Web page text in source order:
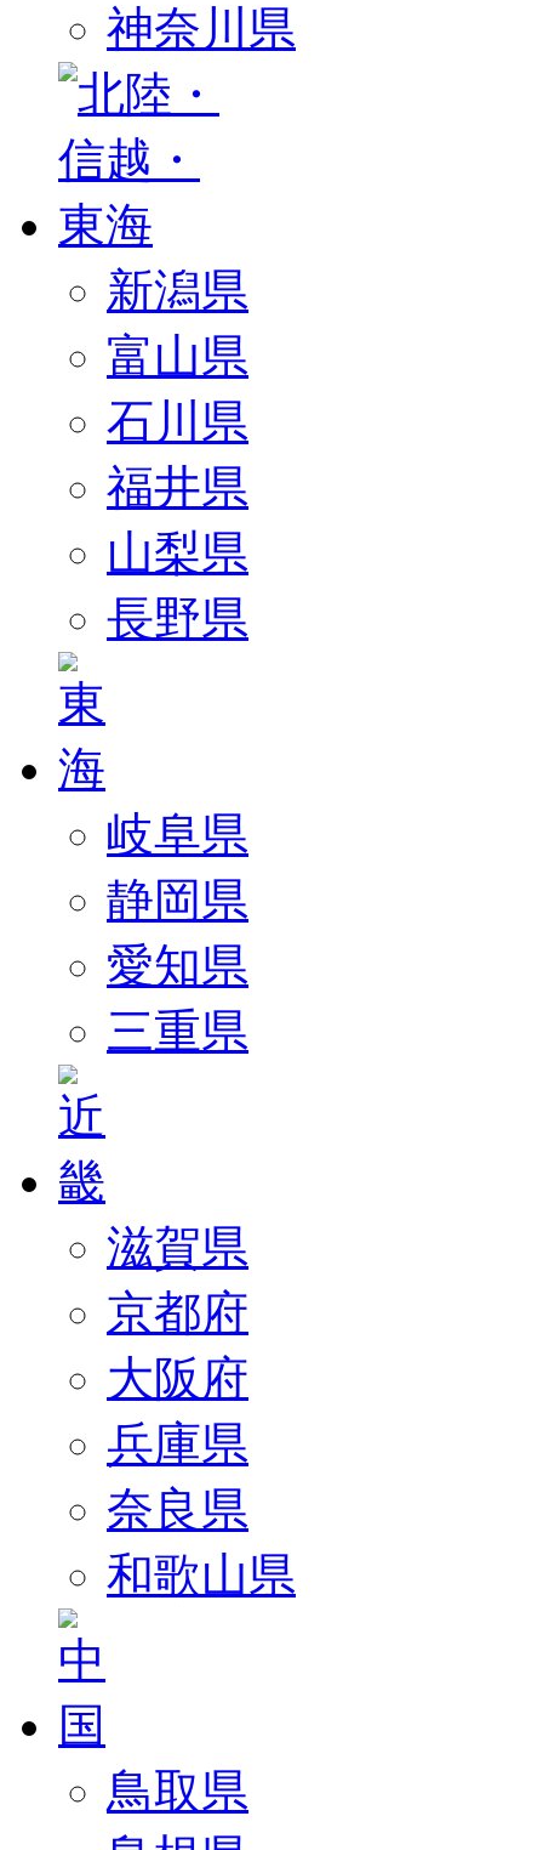
神奈川県
新潟県
富山県
石川県
福井県
山梨県
長野県
岐阜県
静岡県
愛知県
三重県
滋賀県
京都府
大阪府
兵庫県
奈良県
和歌山県
鳥取県